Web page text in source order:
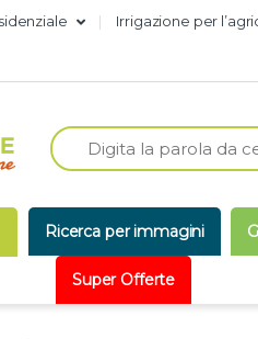
Irrigazione per
Ricerca per immagini
Super Offerte